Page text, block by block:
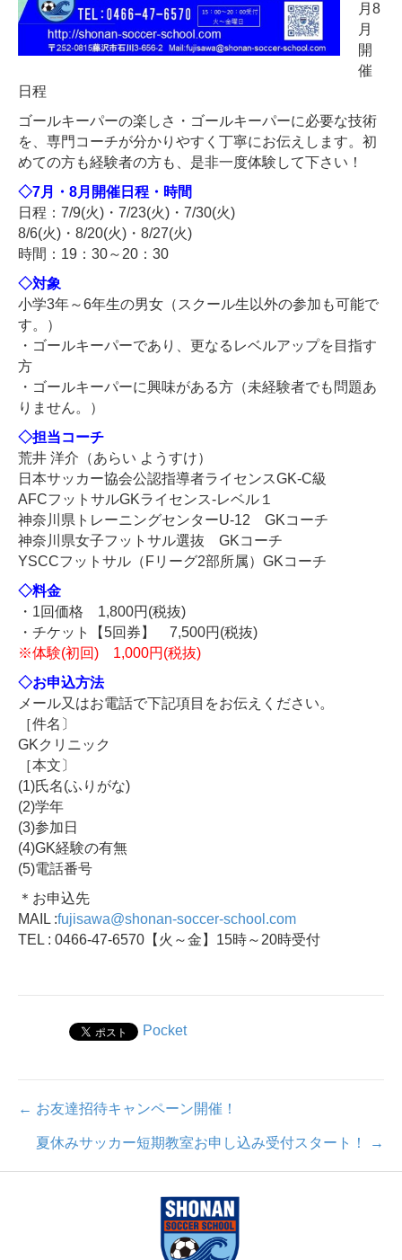
月8
月
開
催
日程
ゴールキーパーの楽しさ・ゴールキーパーに必要な技術
を、専門コーチが分かりやすく丁寧にお伝えします。初
めての方も経験者の方も、是非一度体験して下さい！
◇7月・8月開催日程・時間
日程：7/9(火)・7/23(火)・7/30(火)
8/6(火)・8/20(火)・8/27(火)
時間：19：30～20：30
◇対象
小学3年～6年生の男女（スクール生以外の参加も可能で
す。）
・ゴールキーパーであり、更なるレベルアップを目指す
方
・ゴールキーパーに興味がある方（未経験者でも問題あ
りません。）
◇担当コーチ
荒井 洋介（あらい ようすけ）
日本サッカー協会公認指導者ライセンスGK-C級
AFCフットサルGKライセンス-レベル１
神奈川県トレーニングセンターU-12 GKコーチ
神奈川県女子フットサル選抜 GKコーチ
YSCCフットサル（Fリーグ2部所属）GKコーチ
◇料金
・1回価格 1,800円(税抜)
・チケット【5回券】 7,500円(税抜)
※体験(初回) 1,000円(税抜)
◇お申込方法
メール又はお電話で下記項目をお伝えください。
［件名〕
GKクリニック
［本文〕
(1)氏名(ふりがな)
(2)学年
(3)参加日
(4)GK経験の有無
(5)電話番号
＊お申込先
MAIL :fujisawa@shonan-soccer-school.com
TEL : 0466-47-6570【火～金】15時～20時受付
Pocket
Posts
navigation
← お友達招待キャンペーン開催！
夏休みサッカー短期教室お申し込み受付スタート！ →